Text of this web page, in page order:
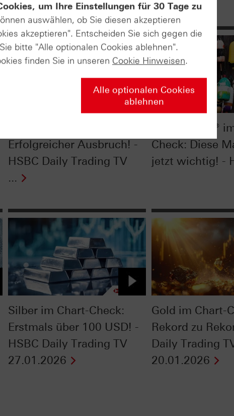
Erfolgreicher Ausbruch! -
HSBC Daily Trading TV
...
Nasdaq-100®
Check: Diese
jetzt wichtig! -
Silber im Chart-Check:
Erstmals über 100 USD! -
HSBC Daily Trading TV
27.01.2026
Gold im Chart-
Rekord zu
Daily Trading
20.01.2026
um Ihre Einstellungen für 30 Tage zu
auswählen, ob Sie diesen akzeptieren
akzeptieren". Entscheiden Sie sich gegen die
bitte "Alle optionalen Cookies ablehnen".
finden Sie in unseren Cookie Hinweisen.
Alle optionalen Cookies
ablehnen